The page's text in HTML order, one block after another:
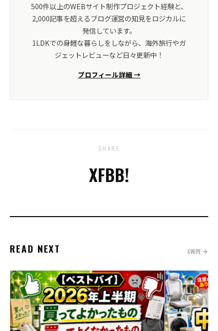
500件以上のWEBサイト制作プロジェクト経験と、
2,000記事を超えるブログ運営の知見をロジカルに
発信しています。
1LDKでの身軽な暮らしをしながら、海外旅行やガ
ジェットレビューなど日々更新中！
プロフィール詳細 →
SHARE
XFBB!
READ NEXT SWIPE